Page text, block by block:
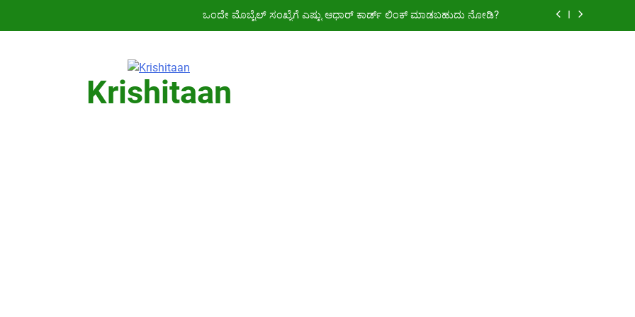
ಒಂದೇ ಮೊಬೈಲ್ ಸಂಖ್ಯೆಗೆ ಎಷ್ಟು ಆಧಾರ್ ಕಾರ್ಡ್ ಲಿಂಕ್ ಮಾಡಬಹುದು ನೋಡಿ?
Krishitaan